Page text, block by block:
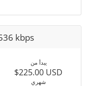
kbps
يبدأ من
$225.00 USD
شهري